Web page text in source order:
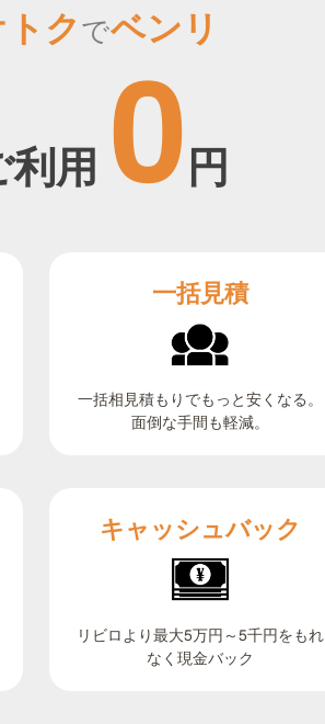
クでベンリ
用 0円
一括見積
一括相見積もりでもっと安くなる。
面倒な手間も軽減。
キャッシュバック
リビロより最大5万円～5千円をもれ
なく現金バック